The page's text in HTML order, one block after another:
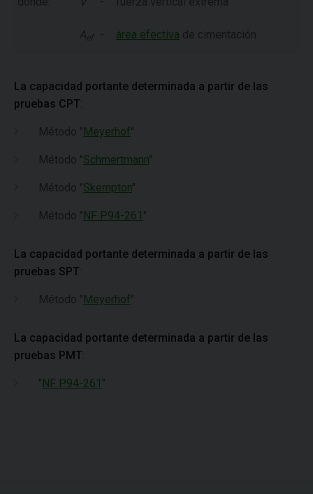
Aef - área efectiva de cimentación
La capacidad portante determinada a partir de las
pruebas CPT
Método "Meyerhof"
Método "Schmertmann"
Método "Skempton"
Método "NF P94-261 "
La capacidad portante determinada a partir de las
pruebas SPT
Método "Meyerhof"
La capacidad portante determinada a partir de las
pruebas PMT
"NF P94-261 "